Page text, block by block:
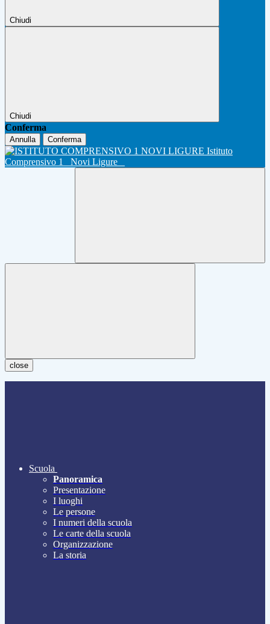
Chiudi
Chiudi
Conferma
Annulla Conferma
Istituto
Comprensivo 1
Novi Ligure
close
Scuola
Panoramica
Presentazione
I luoghi
Le persone
I numeri della scuola
Le carte della scuola
Organizzazione
La storia